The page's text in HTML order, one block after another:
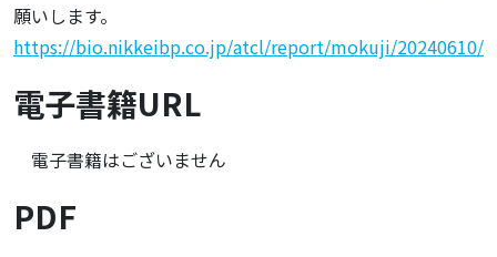
願いします。
https://bio.nikkeibp.co.jp/atcl/report/mokuji/20240610/
電子書籍URL
電子書籍はございません
PDF